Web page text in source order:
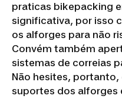
praticas bikepacking
significativa, por isso
os alforges para não
Convém também
sistemas de correias
Não hesites,
suportes dos alforges